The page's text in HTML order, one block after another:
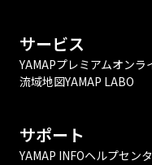
サービス
YAMAPプレミアムオンラ
流域地図YAMAP LABO
サポート
YAMAP INFOヘルプセン